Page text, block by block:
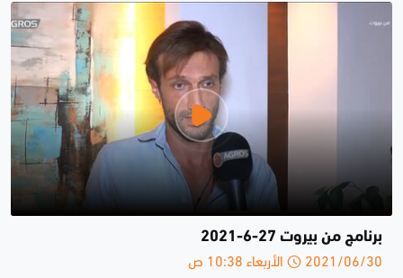
برنامج من بيروت 27-6-2021
2021/06/30 الأربعاء 10:38 ص